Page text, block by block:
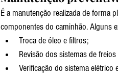
É a manutenção realizada de forma
componentes do caminhão. Alguns
Troca de óleo e filtros;
Revisão dos sistemas de
Verificação do sistema elétrico